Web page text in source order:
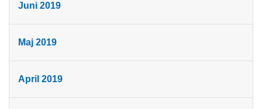
Juni 2019
Maj 2019
April 2019